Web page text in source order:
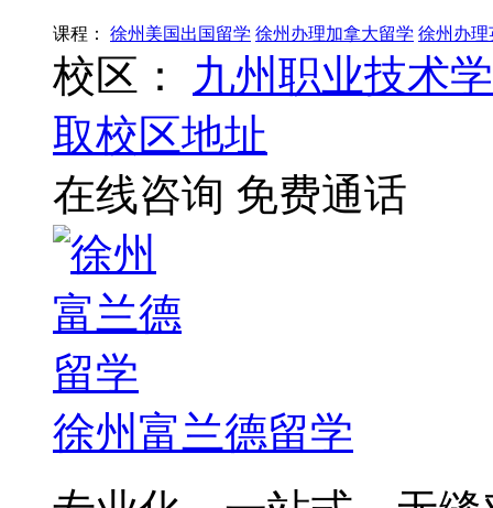
课程： 徐州美国出国留学 徐州办理加拿大留学 徐州办理
校区：
九州职业技术
取校区地址
在线咨询 免费通话
徐州富兰德留学